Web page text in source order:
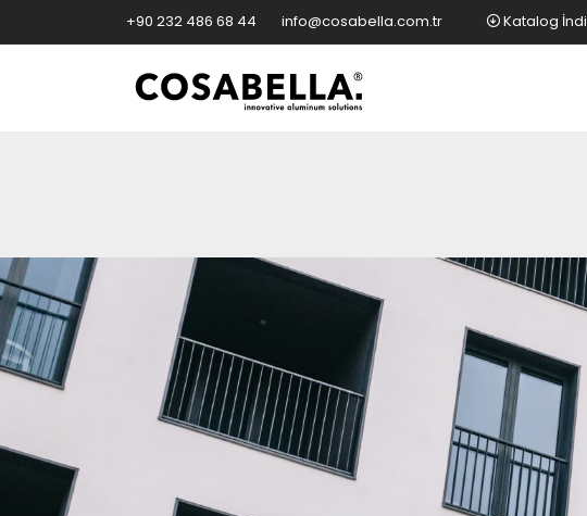
+90 232 486 68 44 info@cosabella.com.tr Katalog